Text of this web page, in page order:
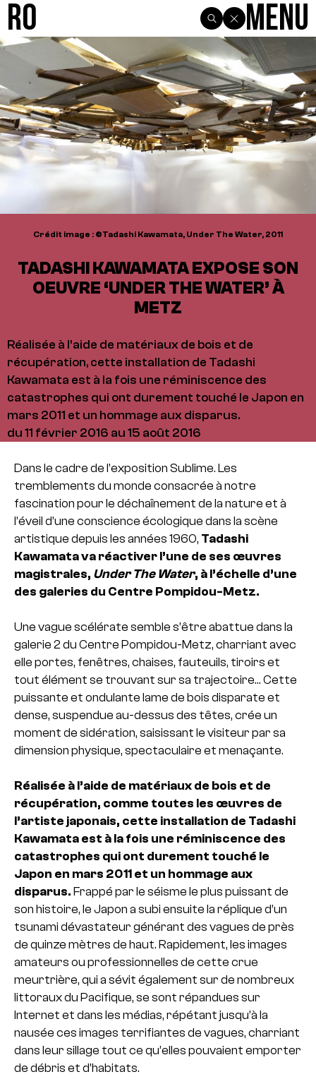
R0 Menu
Crédit image : ©Tadashi Kawamata, Under The Water, 2011
TADASHI KAWAMATA EXPOSE SON
OEUVRE ‘UNDER THE WATER’ À
METZ
Réalisée à l’aide de matériaux de bois et de
récupération, cette installation de Tadashi
Kawamata est à la fois une réminiscence des
catastrophes qui ont durement touché le Japon en
mars 2011 et un hommage aux disparus.
du 11 février 2016 au 15 août 2016
Dans le cadre de l’exposition Sublime. Les
tremblements du monde consacrée à notre
fascination pour le déchaînement de la nature et à
l’éveil d’une conscience écologique dans la scène
artistique depuis les années 1960, Tadashi
Kawamata va réactiver l’une de ses œuvres
magistrales, Under The Water, à l’échelle d’une
des galeries du Centre Pompidou-Metz.
Une vague scélérate semble s’être abattue dans la
galerie 2 du Centre Pompidou-Metz, charriant avec
elle portes, fenêtres, chaises, fauteuils, tiroirs et
tout élément se trouvant sur sa trajectoire… Cette
puissante et ondulante lame de bois disparate et
dense, suspendue au-dessus des têtes, crée un
moment de sidération, saisissant le visiteur par sa
dimension physique, spectaculaire et menaçante.
Réalisée à l’aide de matériaux de bois et de
récupération, comme toutes les œuvres de
l’artiste japonais, cette installation de Tadashi
Kawamata est à la fois une réminiscence des
catastrophes qui ont durement touché le
Japon en mars 2011 et un hommage aux
disparus. Frappé par le séisme le plus puissant de
son histoire, le Japon a subi ensuite la réplique d’un
tsunami dévastateur générant des vagues de près
de quinze mètres de haut. Rapidement, les images
amateurs ou professionnelles de cette crue
meurtrière, qui a sévit également sur de nombreux
littoraux du Pacifique, se sont répandues sur
Internet et dans les médias, répétant jusqu’à la
nausée ces images terrifiantes de vagues, charriant
dans leur sillage tout ce qu’elles pouvaient emporter
de débris et d’habitats.